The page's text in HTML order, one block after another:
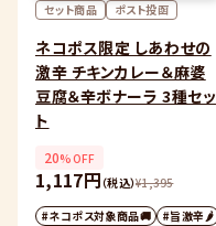
セット商品 ポスト投函
ネコポス限定 しあわせの
激辛 チキンカレー＆麻婆
豆腐＆辛ボナーラ 3種セッ
ト
20%OFF
1,117円（税込）¥1,395
#ネコポス対象商品🚚
#旨激辛🌶